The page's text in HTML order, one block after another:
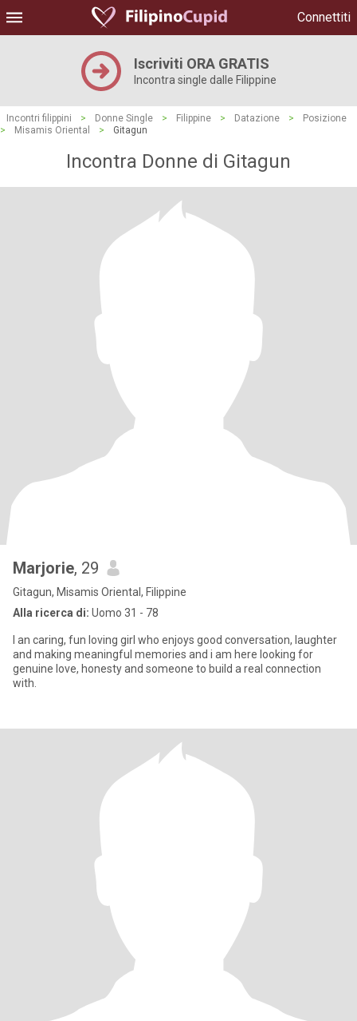
Connettiti
Iscriviti ORA GRATIS
Incontra single dalle Filippine
Incontri filippini > Donne Single > Filippine > Datazione >
Posizione
>
Misamis Oriental > Gitagun
Incontra Donne di Gitagun
Marjorie, 29
Gitagun, Misamis Oriental, Filippine
Alla ricerca di: Uomo 31 - 78
I an caring, fun loving girl who enjoys good conversation, laughter
and making meaningful memories and i am here looking for
genuine love, honesty and someone to build a real connection
with.